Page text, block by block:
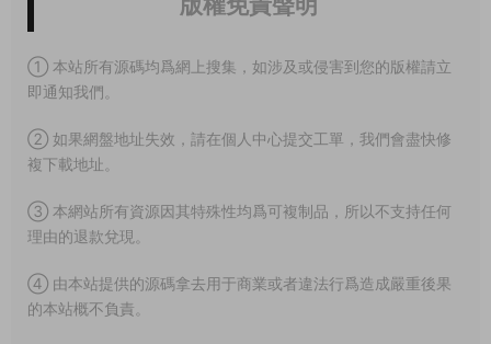
① 本站所有源碼均爲網上搜集，如涉及或侵害到您的版權請立
即通知我們。
② 如果網盤地址失效，請在個人中心提交工單，我們會盡快修
複下載地址。
③ 本網站所有資源因其特殊性均爲可複制品，所以不支持任何
理由的退款兌現。
④ 由本站提供的源碼拿去用于商業或者違法行爲造成嚴重後果
的本站概不負責。